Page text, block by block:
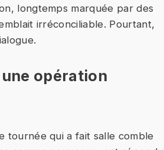
longtemps marquée par des
irréconciliable. Pourtant,
une opération
tournée qui a fait salle comble